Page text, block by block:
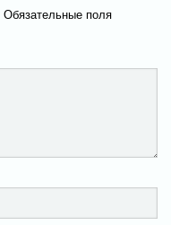
Обязательные поля